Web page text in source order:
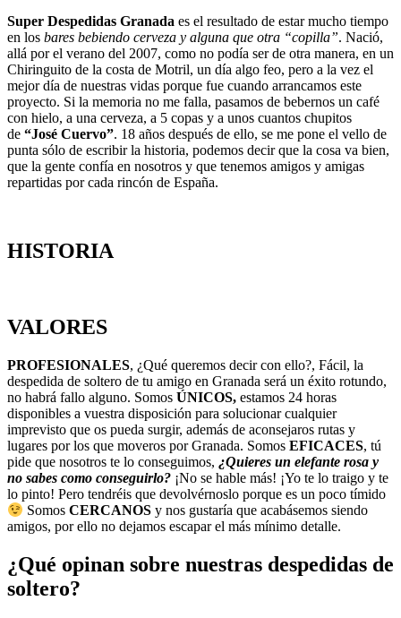
Super Despedidas Granada es el resultado de estar mucho tiempo
en los bares bebiendo cerveza y alguna que otra “copilla”. Nació,
allá por el verano del 2007, como no podía ser de otra manera, en un
Chiringuito de la costa de Motril, un día algo feo, pero a la vez el
mejor día de nuestras vidas porque fue cuando arrancamos este
proyecto. Si la memoria no me falla, pasamos de bebernos un café
con hielo, a una cerveza, a 5 copas y a unos cuantos chupitos
de “José Cuervo”. 18 años después de ello, se me pone el vello de
punta sólo de escribir la historia, podemos decir que la cosa va bien,
que la gente confía en nosotros y que tenemos amigos y amigas
repartidas por cada rincón de España.
HISTORIA
VALORES
PROFESIONALES, ¿Qué queremos decir con ello?, Fácil, la
despedida de soltero de tu amigo en Granada será un éxito rotundo,
no habrá fallo alguno. Somos ÚNICOS, estamos 24 horas
disponibles a vuestra disposición para solucionar cualquier
imprevisto que os pueda surgir, además de aconsejaros rutas y
lugares por los que moveros por Granada. Somos EFICACES, tú
pide que nosotros te lo conseguimos, ¿Quieres un elefante rosa y
no sabes como conseguirlo? ¡No se hable más! ¡Yo te lo traigo y te
lo pinto! Pero tendréis que devolvérnoslo porque es un poco tímido
SomosCERCANOS y nos gustaría que acabásemos siendo
amigos, por ello no dejamos escapar el más mínimo detalle.
¿Qué opinan sobre nuestras despedidas de
soltero?